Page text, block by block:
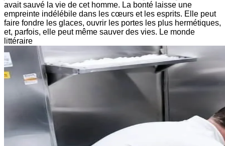
avait sauvé la vie de cet homme. La bonté laisse une
empreinte indélébile dans les cœurs et les esprits. Elle peut
faire fondre les glaces, ouvrir les portes les plus hermétiques,
et, parfois, elle peut même sauver des vies. Le monde
littéraire